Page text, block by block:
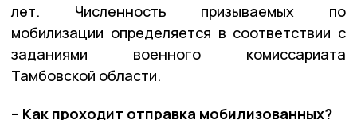
лет. Численность призываемых по
мобилизации определяется в соответствии с
заданиями военного комиссариата
Тамбовской области.
– Как проходит отправка мобилизованных?